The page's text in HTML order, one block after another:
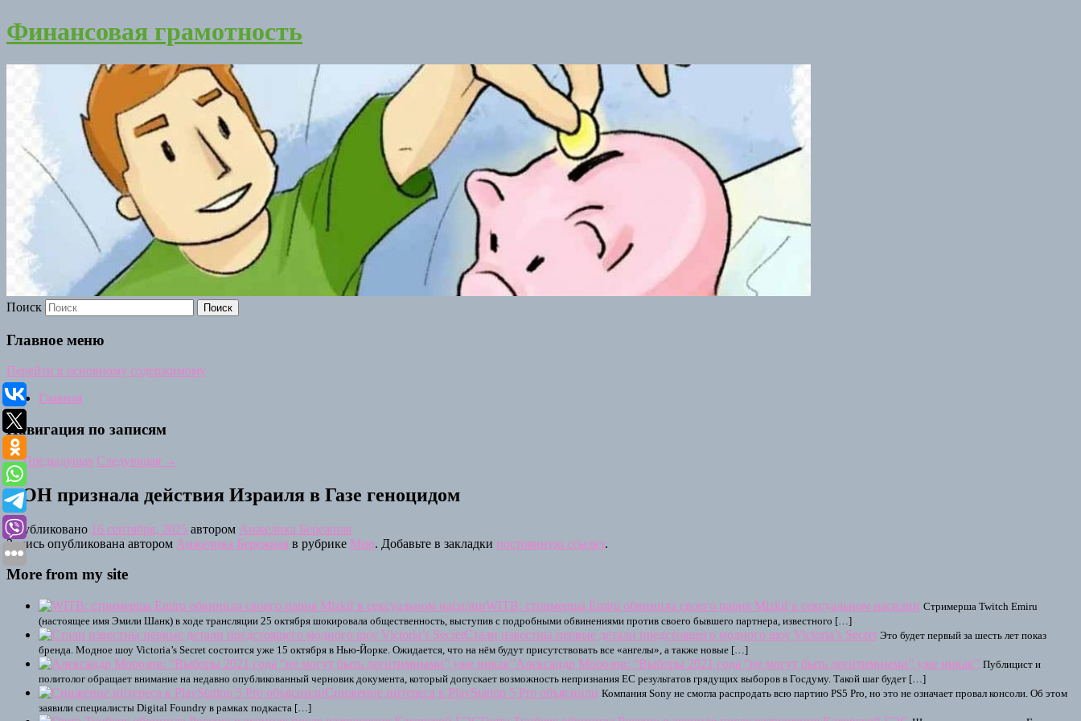
Финансовая грамотность
Поиск
Главное меню
Перейти к основному содержимому
Главная
Навигация по записям
←Предыдущая Следующая →
ООН признала действия Израиля в Газе геноцидом
Опубликовано 16 сентября, 2025 автором Анжелика Бережная
Запись опубликована автором Анжелика Бережная в рубрике Мир. Добавьте в закладки постоянную ссылку.
More from my site
WITB: стримерша Emiru обвинила своего парня Mizkif в сексуальном насилии Стримерша Twitch Emiru
(настоящее имя Эмили Шанк) в ходе трансляции 25 октября шокировала общественность, выступив с подробными обвинениями против своего бывшего партнера, известного […]
Стали известны первые детали предстоящего модного шоу Victoria’s Secret Это будет первый за шесть лет показ
бренда. Модное шоу Victoria’s Secret состоится уже 15 октября в Нью-Йорке. Ожидается, что на нём будут присутствовать все «ангелы», а также новые […]
Александр Морозов: “Выборы 2021 года “не могут быть легитимными” уже никак” Публицист и
политолог обращает внимание на недавно опубликованный черновик документа, который допускает возможность непризнания ЕС результатов грядущих выборов в Госдуму. Такой шаг будет […]
Снижение интереса к PlayStation 5 Pro объяснили Компания Sony не смогла распродать всю партию PS5 Pro, но это не означает провал консоли. Об этом
заявили специалисты Digital Foundry в рамках подкаста […]